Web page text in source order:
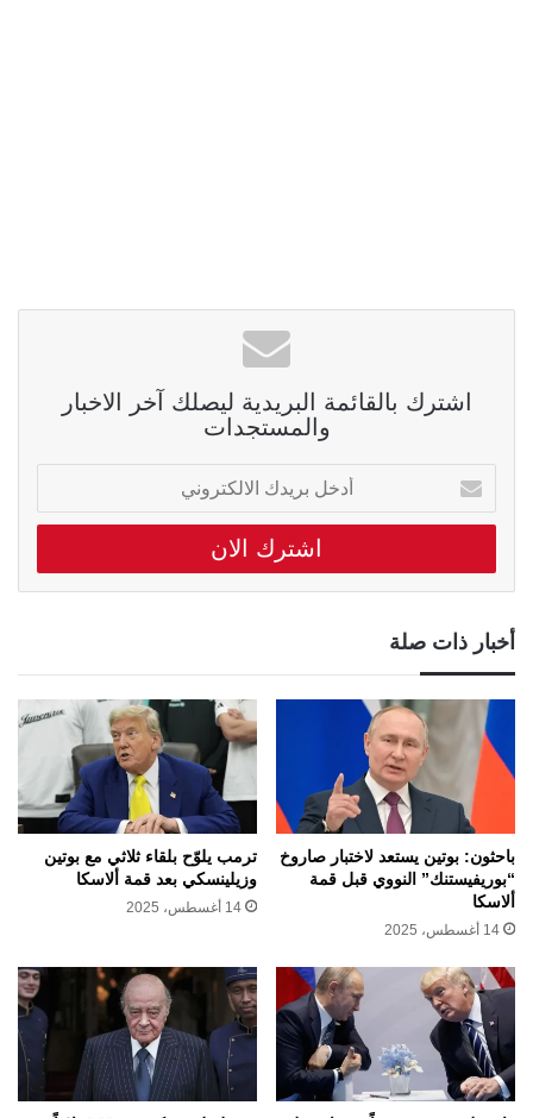
اشترك بالقائمة البريدية ليصلك آخر الاخبار
والمستجدات
أدخل
بريدك
الالكتروني
أخبار ذات صلة
باحثون: بوتين يستعد لاختبار صاروخ
“بوريفيستنك” النووي قبل قمة
ألاسكا
14 أغسطس، 2025
ترمب يلوّح بلقاء ثلاثي مع بوتين
وزيلينسكي بعد قمة ألاسكا
14 أغسطس، 2025